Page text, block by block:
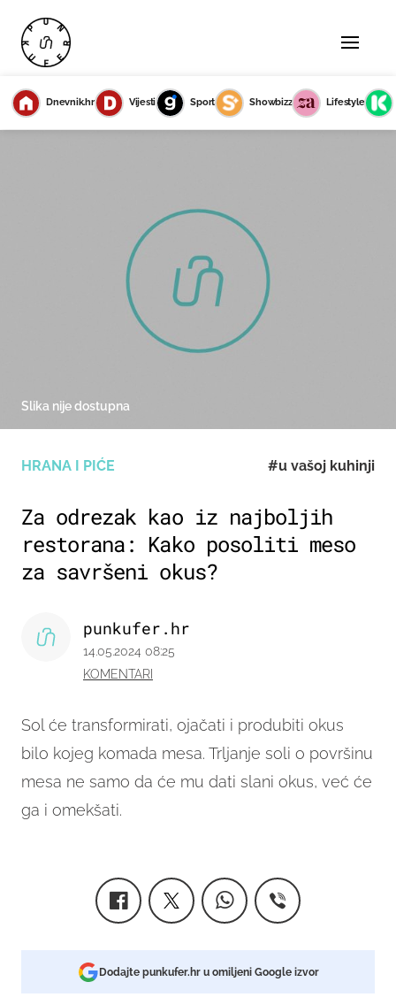
Dnevnik.hr Vijesti Sport Showbizz Lifestyle
HRANA I PIĆE #u vašoj kuhinji
Za odrezak kao iz najboljih
restorana: Kako posoliti meso
za savršeni okus?
Sol će transformirati, ojačati i produbiti okus
bilo kojeg komada mesa. Trljanje soli o površinu
mesa ne samo da će mu dati slani okus, već će
ga i omekšati.
punkufer.hr
14.05.2024 08:25
KOMENTARI
Slika nije dostupna
Dodajte punkufer.hr u omiljeni Google izvor